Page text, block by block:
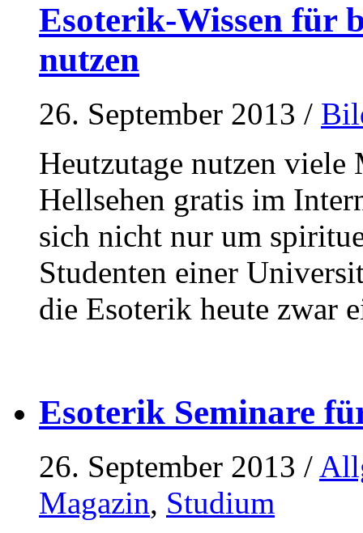
Esoterik-Wissen für
nutzen
26. September 2013 /
Heutzutage nutzen
Hellsehen gratis im
sich nicht nur um
Studenten einer
die Esoterik heute zwar
Esoterik Seminare
26. September 2013 /
Magazin, Studium